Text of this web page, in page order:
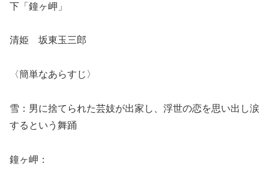
下「鐘ヶ岬」
清姫 坂東玉三郎
〈簡単なあらすじ〉
雪：男に捨てられた芸妓が出家し、浮世の恋を思い出し涙
するという舞踊
鐘ヶ岬：